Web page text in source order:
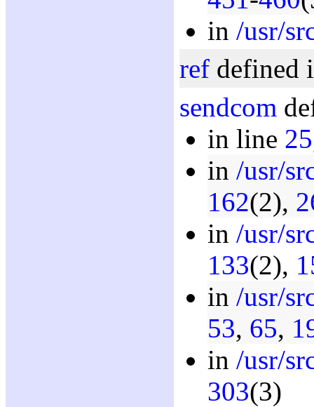
in /usr/
ref defined
sendcom
in line 25
in /usr/
162(2),
in /usr/
133(2),
in /usr/
53, 65,
in /usr/
303(3)